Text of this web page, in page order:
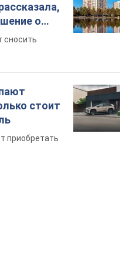
о
сносить
стоит
приобретать